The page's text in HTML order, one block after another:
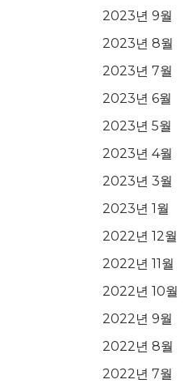
2023년 9월
2023년 8월
2023년 7월
2023년 6월
2023년 5월
2023년 4월
2023년 3월
2023년 1월
2022년 12월
2022년 11월
2022년 10월
2022년 9월
2022년 8월
2022년 7월